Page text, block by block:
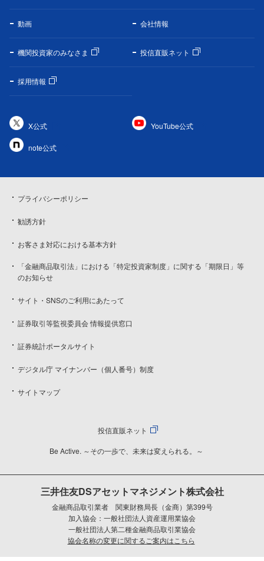
動画 会社情報
機関投資家のみなさま 投信直販ネット
採用情報
X公式 YouTube公式
note公式
プライバシーポリシー
勧誘方針
お客さま対応における基本方針
「金融商品取引法」における「特定投資家制度」に関する「期限日」等
のお知らせ
サイト・SNSのご利用にあたって
証券取引等監視委員会 情報提供窓口
証券統計ポータルサイト
デジタル庁 マイナンバー（個人番号）制度
サイトマップ
投信直販ネット
Be Active. ～その一歩で、未来は変えられる。～
三井住友DSアセットマネジメント株式会社
金融商品取引業者 関東財務局長（金商）第399号
加入協会：一般社団法人資産運用業協会
一般社団法人第二種金融商品取引業協会
協会名称の変更に関するご案内はこちら